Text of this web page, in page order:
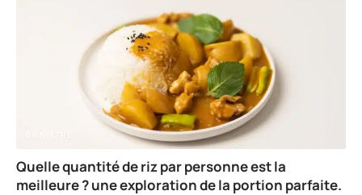
BIEN-ÊTRE
Quelle quantité de riz par personne est la
meilleure ? une exploration de la portion parfaite.